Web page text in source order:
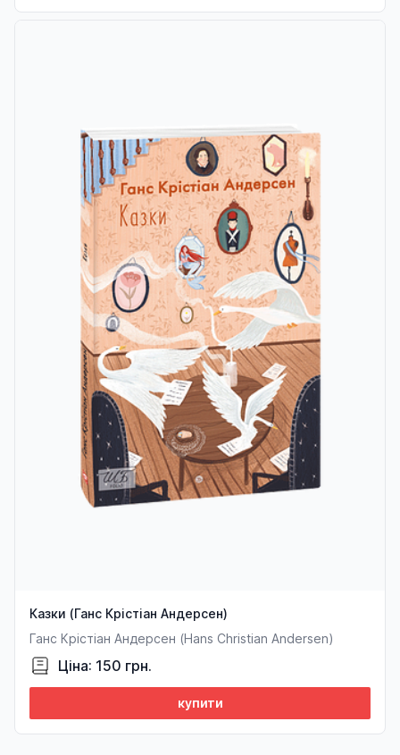
Казки (Ганс Крістіан Андерсен)
Ганс Крістіан Андерсен (Hans Christian Andersen)
Ціна: 150 грн.
купити